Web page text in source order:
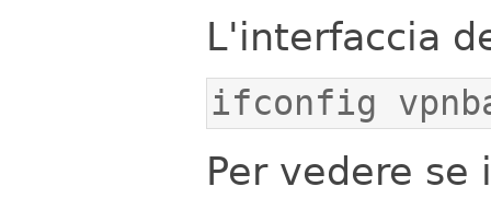
L'interfaccia
ifconfig
Per vedere se